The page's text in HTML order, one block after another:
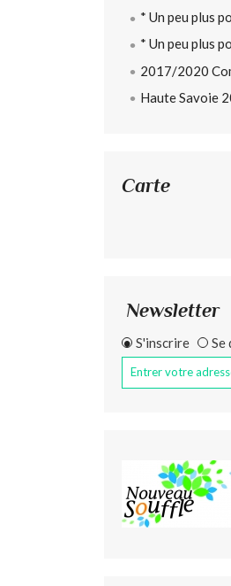
* Un peu plus
* Un peu plus
2017/2020
Haute Savoie
Carte
Newsletter
S'inscrire Se